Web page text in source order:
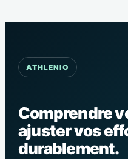
ATHLENIO
Comprendre
ajuster vos
durablement.